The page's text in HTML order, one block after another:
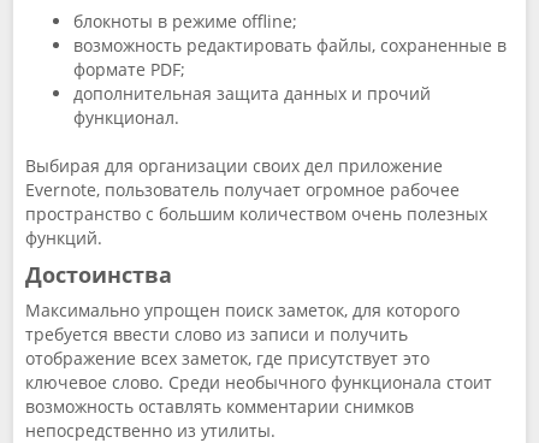
блокноты в режиме offline;
возможность редактировать файлы, сохраненные в
формате PDF;
дополнительная защита данных и прочий
функционал.
Выбирая для организации своих дел приложение
Evernote, пользователь получает огромное рабочее
пространство с большим количеством очень полезных
функций.
Достоинства
Максимально упрощен поиск заметок, для которого
требуется ввести слово из записи и получить
отображение всех заметок, где присутствует это
ключевое слово. Среди необычного функционала стоит
возможность оставлять комментарии снимков
непосредственно из утилиты.